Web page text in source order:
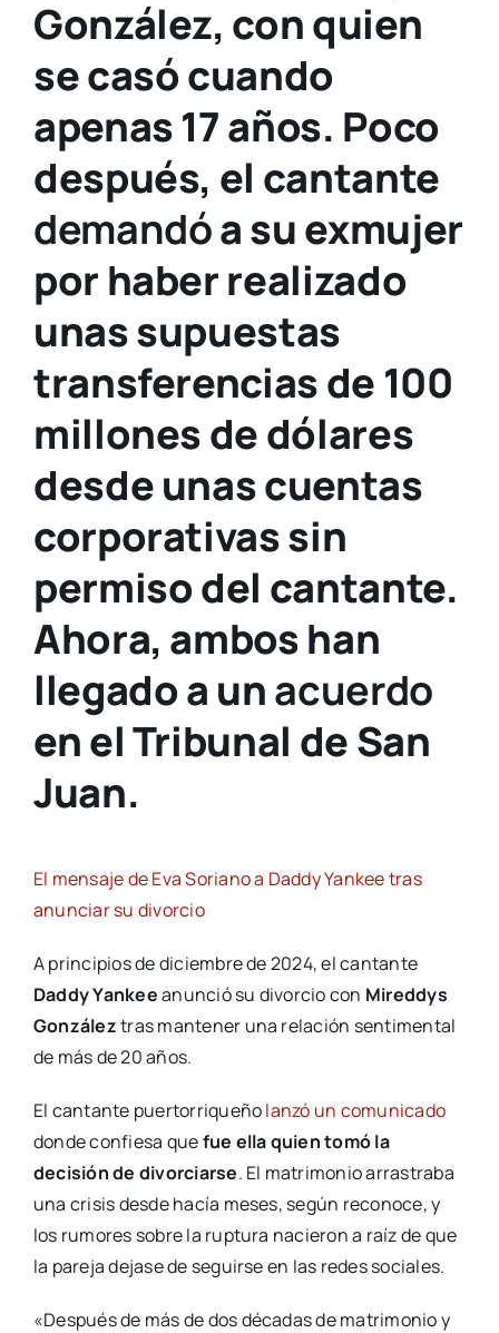
González, con quien
se casó cuando
apenas 17 años. Poco
después, el cantante
demandóa su exmujer
por haber realizado
unas supuestas
transferencias de 100
millones de dólares
desde unas cuentas
corporativas sin
permiso del cantante.
Ahora, ambos han
llegado a unacuerdo
en el Tribunal de San
Juan.
El mensaje de Eva Soriano a Daddy Yankee tras
anunciar su divorcio
A principios de diciembre de 2024, el cantante
Daddy Yankeeanunció su divorcio con Mireddys
Gonzáleztras mantener una relación sentimental
de más de 20 años.
El cantante puertorriqueñolanzó un comunicado
donde confiesa quefue ella quien tomó la
decisión de divorciarse. El matrimonio arrastraba
una crisis desde hacía meses, según reconoce, y
los rumores sobre la ruptura nacieron a raíz de que
la pareja dejase de seguirse en las redes sociales.
«Después de más de dos décadas de matrimonio y